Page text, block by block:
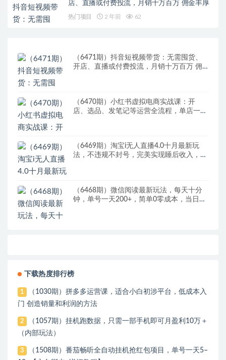
店、直播或付费投流，月销十万百万 佣金丰厚
热门项目 2 年前 62
（6471期）抖音短视频带货：无需囤货、
开店、直播或付费投流，月销十万百万 佣
（6470期）小红书虚拟电商实战课：开
店、选品、发笔记等运营全流程，单店一天
（6469期）淘宝i无人直播4.0十月最新玩
法，不违规不封号，完美实现睡后收入，日
（6468期）微信阅读最新玩法，每天十分
钟，单号一天200+，简单0零成本，当日提
下载热度排行榜
1
（1030期）拼多多运营课，适合小白初涉平台，低成本入
门 创造销量和利润的方法
2
（1057期）挂机跑数据，只需一部手机即可月盈利10万＋
（内部玩法）
3
（1508期）番茄畅听全自动挂机抢红包项目，单号一天5–